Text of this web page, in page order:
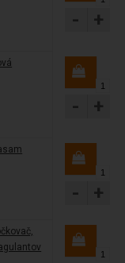
- +
- +
- +